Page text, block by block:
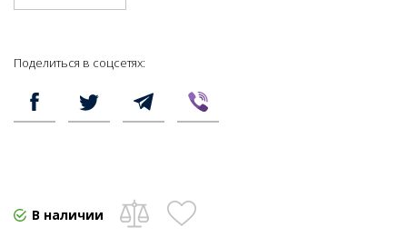
Поделиться в соцсетях:
В наличии